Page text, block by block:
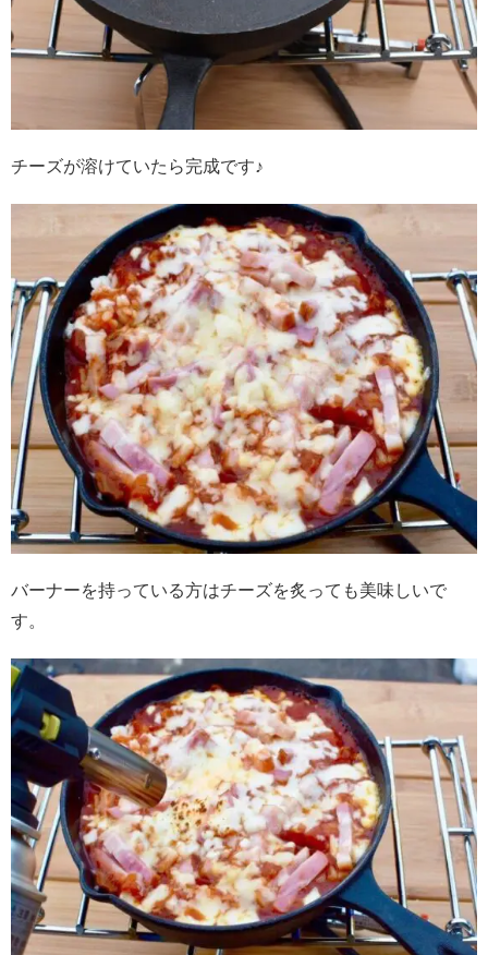
チーズが溶けていたら完成です♪
バーナーを持っている方はチーズを炙っても美味しいで
す。